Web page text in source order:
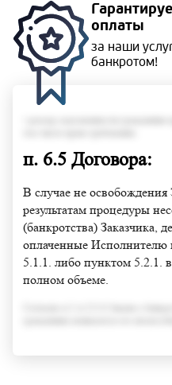
оплаты
за наши
банкротом!
п. 6.5 Договора:
В случае не освобождения
результатам процедуры
(банкротства) Заказчика,
оплаченные Исполнителю
5.1.1. либо пунктом 5.2.1.
полном объеме.